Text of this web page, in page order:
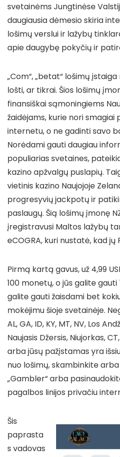
svetainėms Jungtinėse
daugiausia dėmesio skiria
lošimų verslui ir lažybų
apie daugybę pokyčių ir
„Com“, „betat“ lošimų
lošti, ar tikrai. Šios lošimų
finansiškai sąmoningiems
žaidėjams, kurie nori
internetu, o ne gadinti savo
Norėdami gauti daugiau
populiarias svetaines,
kazino apžvalgų puslapių.
vietinis kazino Naujojoje
progresyvių jackpotų ir
paslaugų. Šią lošimų įmonę
įregistravusi Maltos lažybų
eCOGRA, kuri nustatė, kad jų
Pirmą kartą gavus, už 4,99
100 monetų, o jūs galite gauti
galite gauti žaisdami bet
mokėjimu šioje svetainėje.
AL, GA, ID, KY, MT, NV, Los
Naujasis Džersis, Niujorkas,
arba jūsų pažįstamas yra
nuo lošimų, skambinkite
„Gambler“ arba
pagalbos linijos privačiu
Šis
paprasta
s vadovas